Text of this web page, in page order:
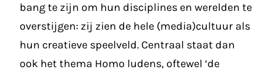
bang te zijn om hun disciplines en werelden te
overstijgen: zij zien de hele (media)cultuur als
hun creatieve speelveld. Centraal staat dan
ook het thema Homo ludens, oftewel ‘de